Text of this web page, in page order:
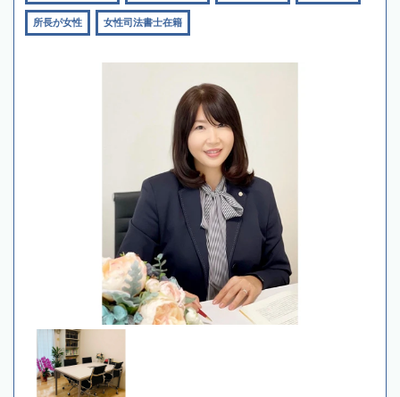
所長が女性 女性司法書士在籍